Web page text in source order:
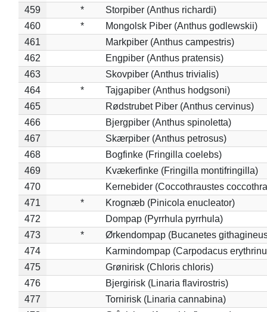
459
*
Storpiber (Anthus richardi)
460
*
Mongolsk Piber (Anthus godlewskii)
461
Markpiber (Anthus campestris)
462
Engpiber (Anthus pratensis)
463
Skovpiber (Anthus trivialis)
464
*
Tajgapiber (Anthus hodgsoni)
465
Rødstrubet Piber (Anthus cervinus)
466
Bjergpiber (Anthus spinoletta)
467
Skærpiber (Anthus petrosus)
468
Bogfinke (Fringilla coelebs)
469
Kvækerfinke (Fringilla montifringilla)
470
Kernebider (Coccothraustes
471
*
Krognæb (Pinicola enucleator)
472
Dompap (Pyrrhula pyrrhula)
473
*
Ørkendompap (Bucanetes
474
Karmindompap (Carpodacus
475
Grønirisk (Chloris chloris)
476
Bjergirisk (Linaria flavirostris)
477
Tornirisk (Linaria cannabina)